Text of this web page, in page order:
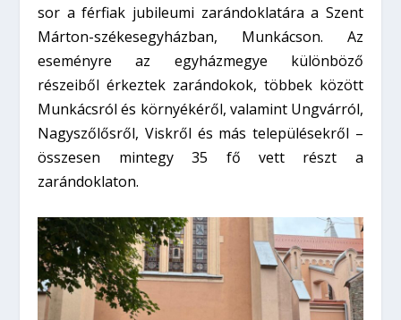
sor a férfiak jubileumi zarándoklatára a Szent
Márton-székesegyházban, Munkácson. Az
eseményre az egyházmegye különböző
részeiből érkeztek zarándokok, többek között
Munkácsról és környékéről, valamint Ungvárról,
Nagyszőlősről, Viskről és más településekről –
összesen mintegy 35 fő vett részt a
zarándoklaton.